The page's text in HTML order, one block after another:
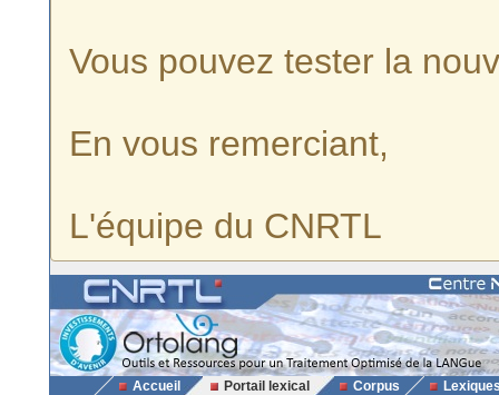
Vous pouvez tester la
En vous remerciant,
L'équipe du CNRTL
Accueil Portail lexical Corpus